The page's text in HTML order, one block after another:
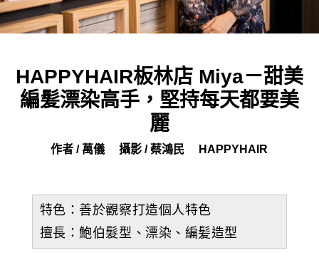
HAPPYHAIR板林店 Miya－甜美
編髪漂染高手，堅持每天都要美
麗
作者 / 萬儀 攝影 / 蔡鴻民 HAPPYHAIR
特色：善於觀察打造個人特色
擅長：鮑伯髮型、漂染、編髪造型